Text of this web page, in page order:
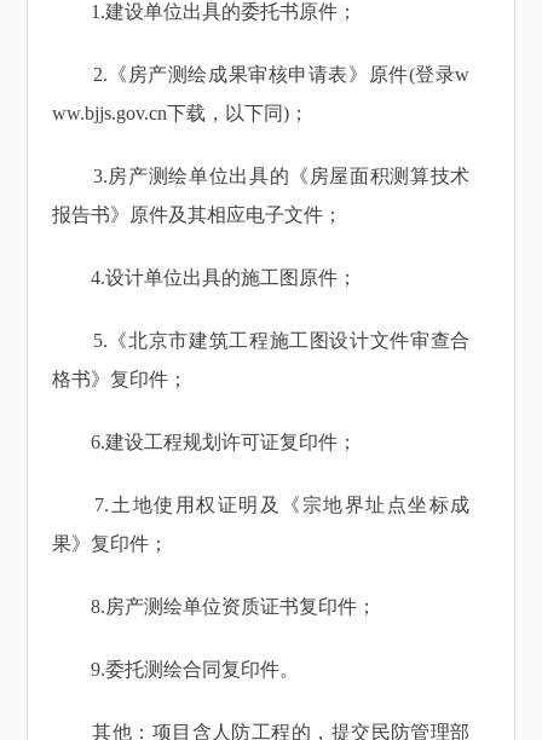
1.建设单位出具的委托书原件；
2.《房产测绘成果审核申请表》原件(登录w
ww.bjjs.gov.cn下载，以下同)；
3.房产测绘单位出具的《房屋面积测算技术
报告书》原件及其相应电子文件；
4.设计单位出具的施工图原件；
5.《北京市建筑工程施工图设计文件审查合
格书》复印件；
6.建设工程规划许可证复印件；
7.土地使用权证明及《宗地界址点坐标成
果》复印件；
8.房产测绘单位资质证书复印件；
9.委托测绘合同复印件。
其他：项目含人防工程的，提交民防管理部